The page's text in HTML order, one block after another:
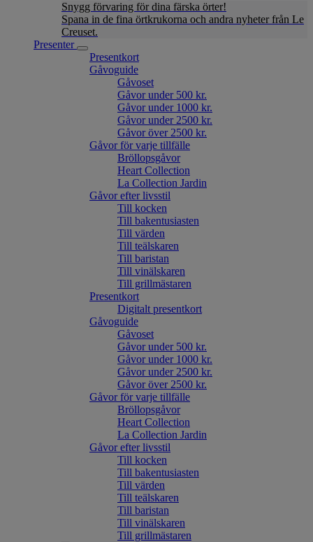
Snygg förvaring för dina färska örter!
Spana in de fina örtkrukorna och andra nyheter från Le
Creuset.
Presenter
Presentkort
Gåvoguide
Gåvoset
Gåvor under 500 kr.
Gåvor under 1000 kr.
Gåvor under 2500 kr.
Gåvor över 2500 kr.
Gåvor för varje tillfälle
Bröllopsgåvor
Heart Collection
La Collection Jardin
Gåvor efter livsstil
Till kocken
Till bakentusiasten
Till värden
Till teälskaren
Till baristan
Till vinälskaren
Till grillmästaren
Presentkort
Digitalt presentkort
Gåvoguide
Gåvoset
Gåvor under 500 kr.
Gåvor under 1000 kr.
Gåvor under 2500 kr.
Gåvor över 2500 kr.
Gåvor för varje tillfälle
Bröllopsgåvor
Heart Collection
La Collection Jardin
Gåvor efter livsstil
Till kocken
Till bakentusiasten
Till värden
Till teälskaren
Till baristan
Till vinälskaren
Till grillmästaren